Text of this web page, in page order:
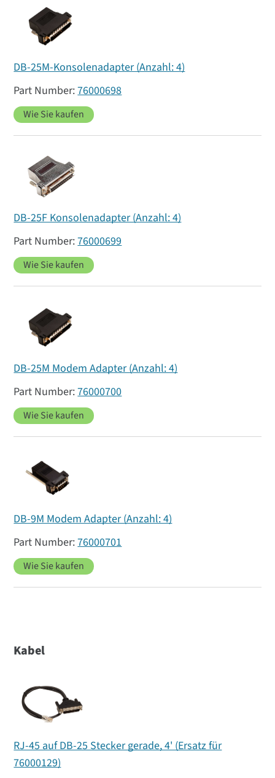
DB-25M-Konsolenadapter (Anzahl: 4)
76000698
Wie Sie kaufen
DB-25F Konsolenadapter (Anzahl: 4)
76000699
Wie Sie kaufen
DB-25M Modem Adapter (Anzahl: 4)
76000700
Wie Sie kaufen
DB-9M Modem Adapter (Anzahl: 4)
76000701
Wie Sie kaufen
Kabel
RJ-45 auf DB-25 Stecker gerade, 4' (Ersatz für
76000129)